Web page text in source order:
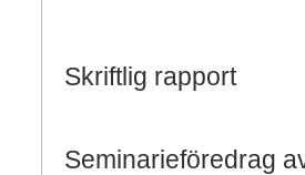
Skriftlig rapport
Seminarieföredrag